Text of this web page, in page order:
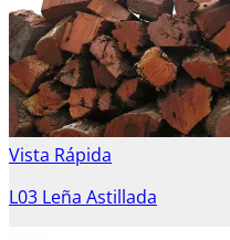
Vista Rápida
L03 Leña Astillada